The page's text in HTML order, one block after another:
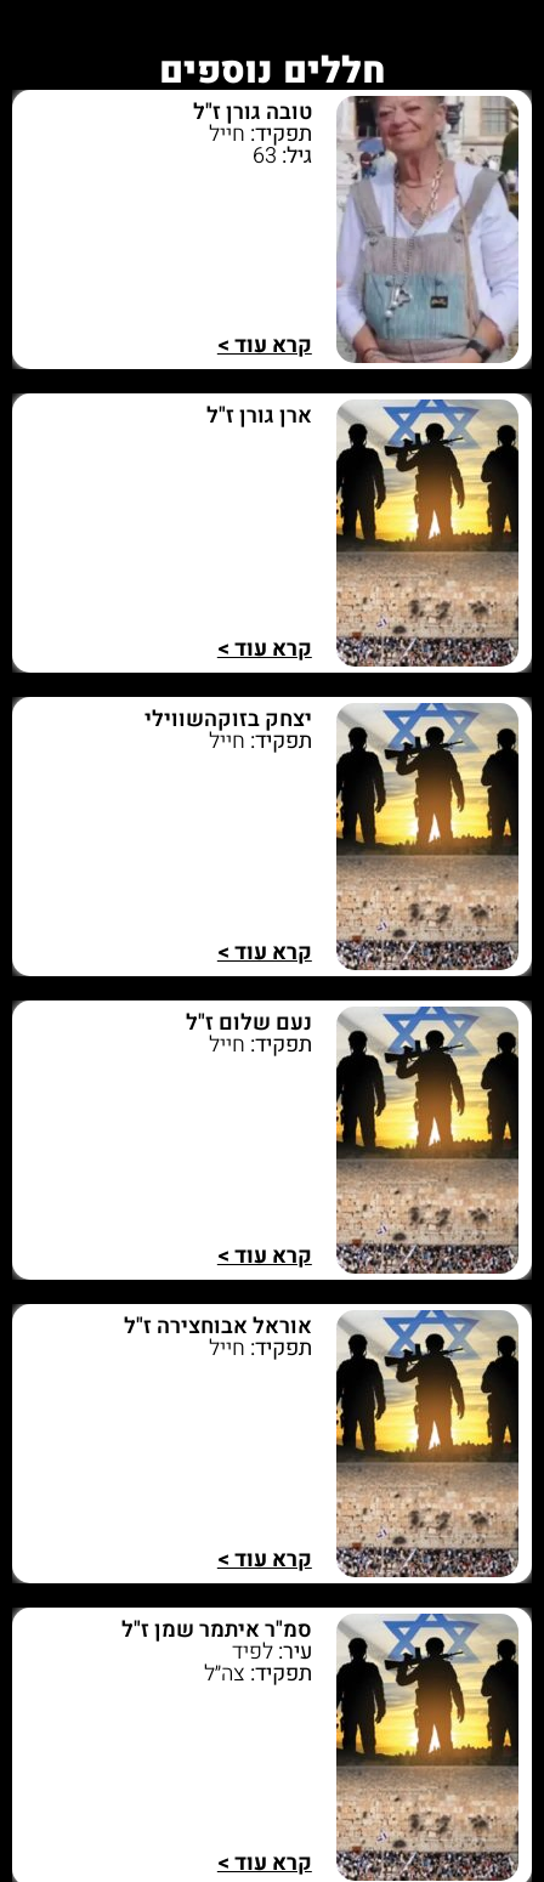
חללים נוספים
טובה גורן ז"ל
תפקיד: חייל
גיל:63
קרא עוד >
ארן גורן ז"ל
קרא עוד >
יצחק בזוקהשווילי
תפקיד: חייל
קרא עוד >
נעם שלום ז"ל
תפקיד: חייל
קרא עוד >
אוראל אבוחצירה ז"ל
תפקיד: חייל
קרא עוד >
סמ"ר איתמר שמן ז"ל
עיר:לפיד
תפקיד: צה״ל
קרא עוד >